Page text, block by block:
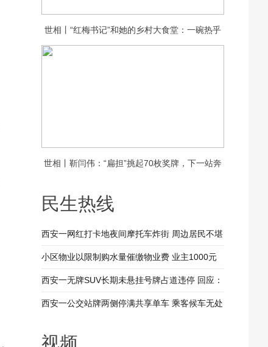
世相丨“红梅书记”和她的乡村大食堂：一碗热乎
世相丨靳闫伟：“扁担”挑起70枚奖牌，下一站奔
民生热线
西安一网红打卡地夜间摩托车炸街 周边居民不堪
其扰 回应：将持续开展专项整治行动
小区物业以限制购水量催缴物业费 业主1000元
装修押金抵扣物业费 兴平市住建局：已责令物业
整改
西安一无牌SUV长期未悬挂号牌占道违停 回应：
驾驶人被记9分罚款200元
西安一公交站牌两侧停满共享单车 乘客候车无处